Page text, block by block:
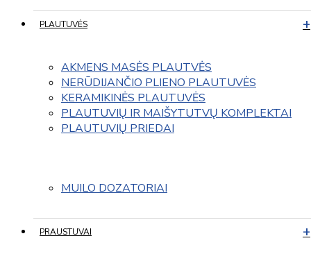
PLAUTUVĖS
AKMENS MASĖS PLAUTVĖS
NERŪDIJANČIO PLIENO PLAUTUVĖS
KERAMIKINĖS PLAUTUVĖS
PLAUTUVIŲ IR MAIŠYTUTVŲ KOMPLEKTAI
PLAUTUVIŲ PRIEDAI
MUILO DOZATORIAI
PRAUSTUVAI